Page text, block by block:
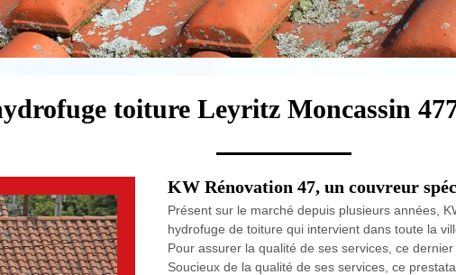
toiture Leyritz Moncassin
KW Rénovation 47, un couvreur
Présent sur le marché depuis plusieurs années,
hydrofuge de toiture qui intervient dans toute la
Pour assurer la qualité de ses services, ce
Soucieux de la qualité de ses services, ce